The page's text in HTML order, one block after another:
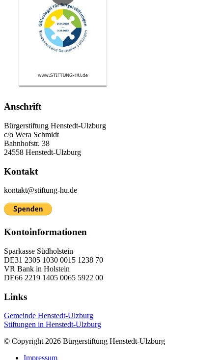
Anschrift
Bürgerstiftung Henstedt-Ulzburg
c/o Wera Schmidt
Bahnhofstr. 38
24558 Henstedt-Ulzburg
Kontakt
kontakt@stiftung-hu.de
Kontoinformationen
Sparkasse Südholstein
DE31 2305 1030 0015 1238 70
VR Bank in Holstein
DE66 2219 1405 0065 5922 00
Links
Gemeinde Henstedt-Ulzburg
Stiftungen in Henstedt-Ulzburg
© Copyright 2026 Bürgerstiftung Henstedt-Ulzburg
Impressum